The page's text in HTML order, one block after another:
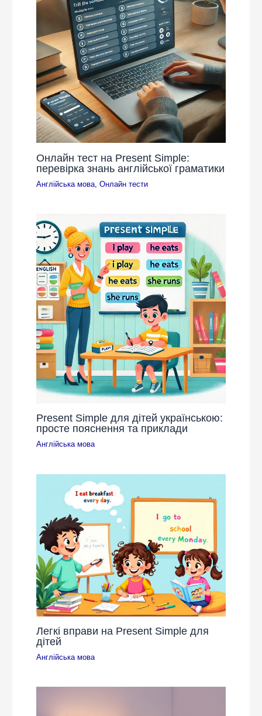
Онлайн тест на Present Simple:
перевірка знань англійської граматики
Англійська мова ,Онлайн тести
Present Simple для дітей українською:
просте пояснення та приклади
Англійська мова
Легкі вправи на Present Simple для
дітей
Англійська мова